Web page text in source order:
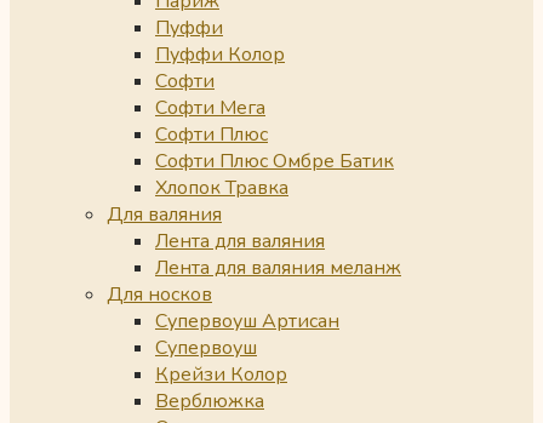
Пуффи
Пуффи Колор
Софти
Софти Мега
Софти Плюс
Софти Плюс Омбре Батик
Хлопок Травка
Для валяния
Лента для валяния
Лента для валяния меланж
Для носков
Супервоуш Артисан
Супервоуш
Крейзи Колор
Верблюжка